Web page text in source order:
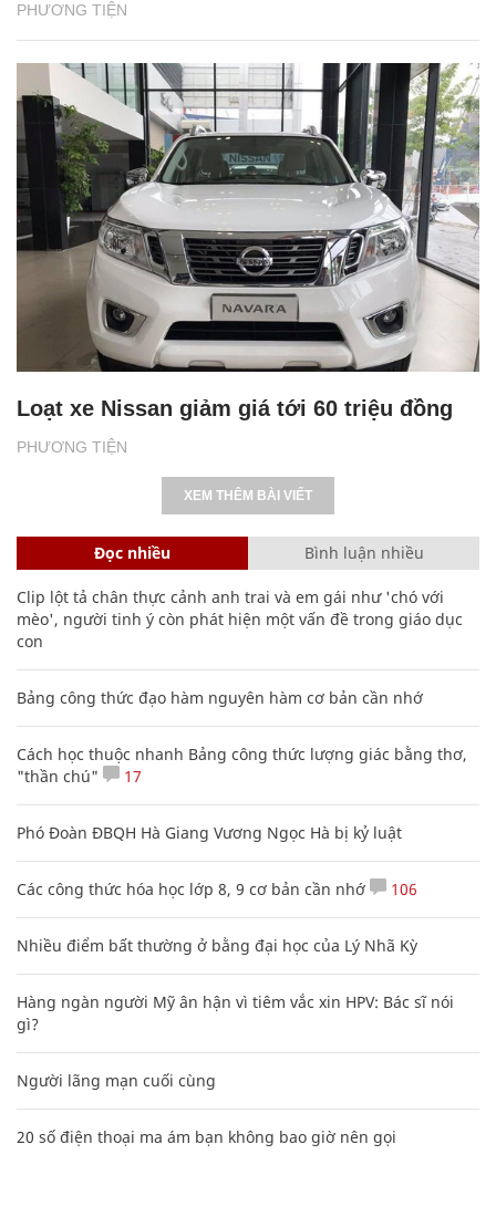
PHƯƠNG TIỆN
PHƯƠNG TIỆN
Loạt xe Nissan giảm giá tới 60 triệu đồng
XEM THÊM BÀI VIẾT
Đọc nhiều Bình luận nhiều
Clip lột tả chân thực cảnh anh trai và em gái như 'chó với
mèo', người tinh ý còn phát hiện một vấn đề trong giáo dục
con
Bảng công thức đạo hàm nguyên hàm cơ bản cần nhớ
Cách học thuộc nhanh Bảng công thức lượng giác bằng thơ,
"thần chú"
17
Phó Đoàn ĐBQH Hà Giang Vương Ngọc Hà bị kỷ luật
Các công thức hóa học lớp 8, 9 cơ bản cần nhớ 106
Nhiều điểm bất thường ở bằng đại học của Lý Nhã Kỳ
Hàng ngàn người Mỹ ân hận vì tiêm vắc xin HPV: Bác sĩ nói
gì?
Người lãng mạn cuối cùng
20 số điện thoại ma ám bạn không bao giờ nên gọi